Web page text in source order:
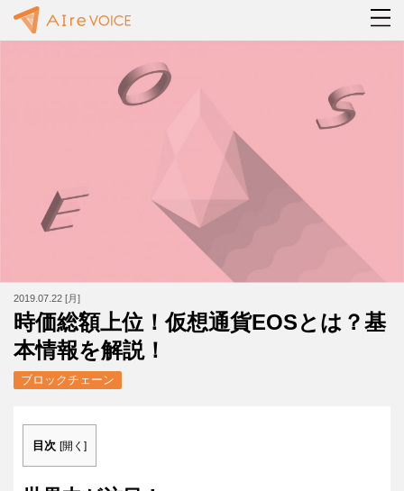
2019.07.22 [月]
時価総額上位！仮想通貨EOSとは？基
本情報を解説！
ブロックチェーン
目次 [開く ]